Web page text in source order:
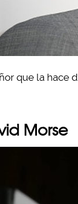
que la hace
Morse